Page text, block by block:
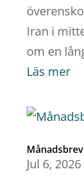
Iran i
om en
Läs mer
Jul 6, 2026